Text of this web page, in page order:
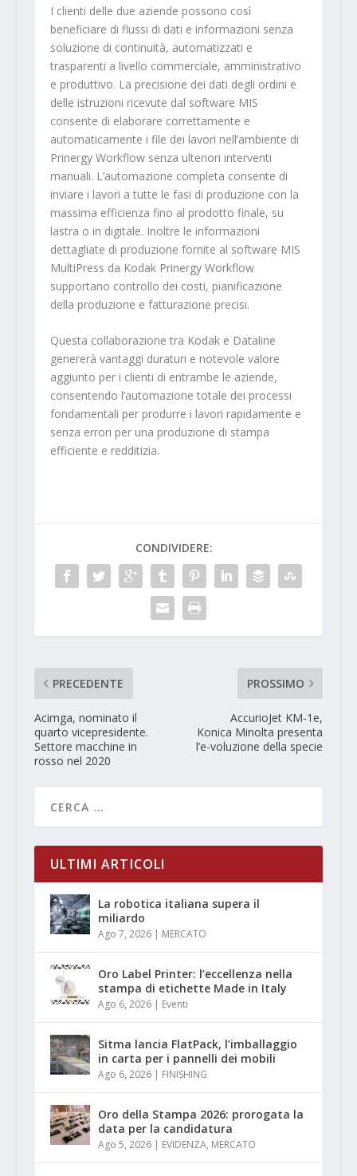
I clienti delle due aziende possono così
beneficiare di flussi di dati e informazioni senza
soluzione di continuità, automatizzati e
trasparenti a livello commerciale, amministrativo
e produttivo. La precisione dei dati degli ordini e
delle istruzioni ricevute dal software MIS
consente di elaborare correttamente e
automaticamente i file dei lavori nell’ambiente di
Prinergy Workflow senza ulteriori interventi
manuali. L’automazione completa consente di
inviare i lavori a tutte le fasi di produzione con la
massima efficienza fino al prodotto finale, su
lastra o in digitale. Inoltre le informazioni
dettagliate di produzione fornite al software MIS
MultiPress da Kodak Prinergy Workflow
supportano controllo dei costi, pianificazione
della produzione e fatturazione precisi.
Questa collaborazione tra Kodak e Dataline
genererà vantaggi duraturi e notevole valore
aggiunto per i clienti di entrambe le aziende,
consentendo l’automazione totale dei processi
fondamentali per produrre i lavori rapidamente e
senza errori per una produzione di stampa
efficiente e redditizia.
CONDIVIDERE:
PRECEDENTE
Acimga, nominato il
quarto vicepresidente.
Settore macchine in
rosso nel 2020
PROSSIMO
AccurioJet KM-1e,
Konica Minolta presenta
l’e-voluzione della specie
ULTIMI ARTICOLI
La robotica italiana supera il
miliardo
Ago 7, 2026| MERCATO
Oro Label Printer: l’eccellenza nella
stampa di etichette Made in Italy
Ago 6, 2026| Eventi
Sitma lancia FlatPack, l’imballaggio
in carta per i pannelli dei mobili
Ago 6, 2026| FINISHING
Oro della Stampa 2026: prorogata la
data per la candidatura
Ago 5, 2026| EVIDENZA, MERCATO